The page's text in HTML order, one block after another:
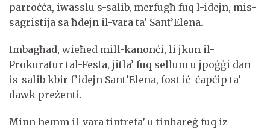
parroċċa, iwasslu s-salib, merfugħ fuq l-idejn, mis-
sagristija sa ħdejn il-vara ta’ Sant’Elena.
Imbagħad, wieħed mill-kanonċi, li jkun il-
Prokuratur tal-Festa, jitla’ fuq sellum u jpoġġi dan
is-salib kbir f’idejn Sant’Elena, fost iċ-ċapċip ta’
dawk preżenti.
Minn hemm il-vara tintrefa’ u tinħareġ fuq iz-